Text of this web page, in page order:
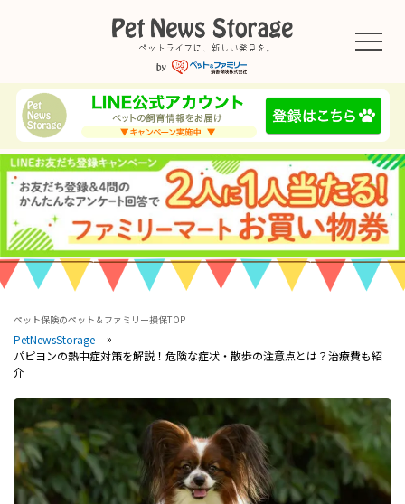
ペット保険のペット＆ファミリー損保TOP
PetNewsStorage
パピヨンの熱中症対策を解説！危険な症状・散歩の注意点とは？治療費も紹
介